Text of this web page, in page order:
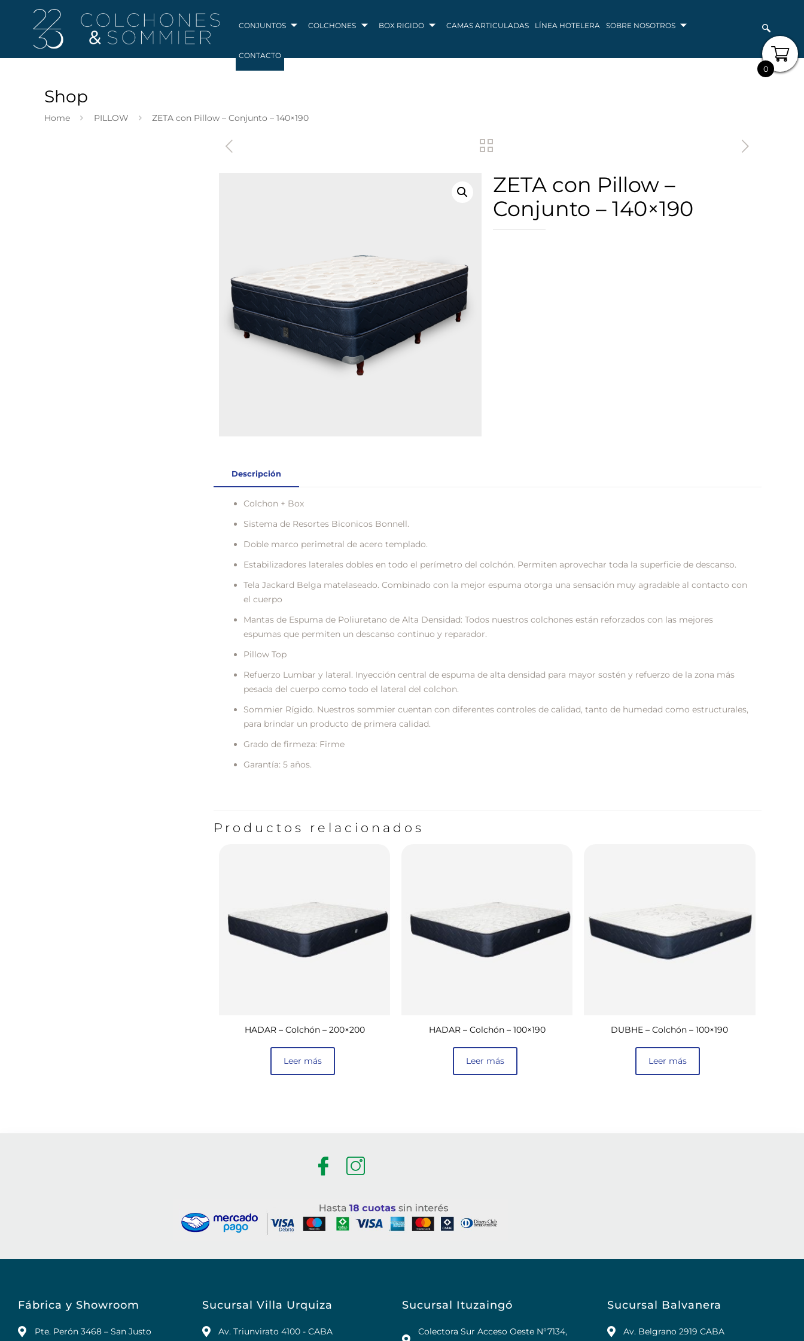
CONJUNTOS COLCHONES BOX RIGIDO CAMAS ARTICULADAS LÍNEA HOTELERA SOBRE NOSOTROS
CONTACTO
Shop
Home PILLOW ZETA con Pillow – Conjunto – 140×190
ZETA con Pillow –
Conjunto – 140×190
Descripción
Colchon + Box
Sistema de Resortes Biconicos Bonnell.
Doble marco perimetral de acero templado.
Estabilizadores laterales dobles en todo el perímetro del colchón. Permiten aprovechar toda la superficie de descanso.
Tela Jackard Belga matelaseado. Combinado con la mejor espuma otorga una sensación muy agradable al contacto con
el cuerpo
Mantas de Espuma de Poliuretano de Alta Densidad: Todos nuestros colchones están reforzados con las mejores
espumas que permiten un descanso continuo y reparador.
Pillow Top
Refuerzo Lumbar y lateral. Inyección central de espuma de alta densidad para mayor sostén y refuerzo de la zona más
pesada del cuerpo como todo el lateral del colchon.
Sommier Rígido. Nuestros sommier cuentan con diferentes controles de calidad, tanto de humedad como estructurales,
para brindar un producto de primera calidad.
Grado de firmeza: Firme
Garantía: 5 años.
Productos relacionados
HADAR – Colchón – 200×200
Leer más
HADAR – Colchón – 100×190
Leer más
DUBHE – Colchón – 100×190
Leer más
Fábrica y Showroom
Pte. Perón 3468 – San Justo
Sucursal Villa Urquiza
Av. Triunvirato 4100 - CABA
Sucursal Ituzaingó
Colectora Sur Acceso Oeste N°7134,
Sucursal Balvanera
Av. Belgrano 2919 CABA
0